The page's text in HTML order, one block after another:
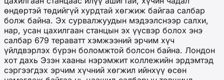
өндөртэй төдийгүй хурдтай хөгжиж байгаа салбар
болж байна. Эх сурвалжуудын мэдээлснээр салхи,
нар, усан цахилгаан станцын эх үүсвэр болох энэ
салбар 679 тераватт хэмжээний эрчим хүч
үйлдвэрлэх бүрэн боломжтой болсон байна. Лондон
хот дахь Эзэн хааны нэрэмжит коллежийн эрдэмтэд
сэргээгдэх эрчим хүчний хөгжил ийнхүү өсөн